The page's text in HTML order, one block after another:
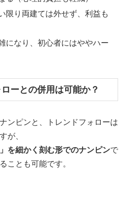
限り両建ては外せず、利益も
になり、初心者にはややハー
ーとの併用は可能か？
ンピンと、トレンドフォローは
が、
を細かく刻む形でのナンピンで
ことも可能です。